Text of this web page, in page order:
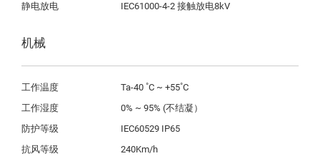
静电放电
IEC61000-4-2 接触放电8kV
机械
工作温度
Ta-40 ˚C ~ +55˚C
工作湿度
0% ~ 95% (不结凝）
防护等级
IEC60529 IP65
抗风等级
240Km/h